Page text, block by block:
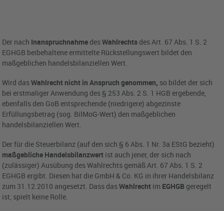
Der nach Inanspruchnahme desWahlrechts des Art. 67 Abs. 1 S. 2
EGHGB beibehaltene ermittelte Rückstellungswert bildet den
maßgeblichen handelsbilanziellen Wert.
Wird dasWahlrecht nicht in Anspruch genommen, so bildet der sich
bei erstmaliger Anwendung des § 253 Abs. 2 S. 1 HGB ergebende,
ebenfalls den GoB entsprechende (niedrigere) abgezinste
Erfüllungsbetrag (sog. BilMoG-Wert) den maßgeblichen
handelsbilanziellen Wert.
Der für die Steuerbilanz (auf den sich § 6 Abs. 1 Nr. 3a EStG bezieht)
maßgebliche Handelsbilanzwert ist auch jener, der sich nach
(zulässiger) Ausübung des Wahlrechts gemäß Art. 67 Abs. 1 S. 2
EGHGB ergibt. Diesen hat die GmbH & Co. KG in ihrer Handelsbilanz
zum 31.12.2010 angesetzt. Dass dasWahlrecht im EGHGB geregelt
ist, spielt keine Rolle.